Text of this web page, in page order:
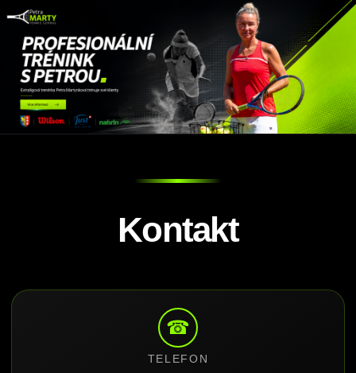
Kontakt
☎
TELEFON